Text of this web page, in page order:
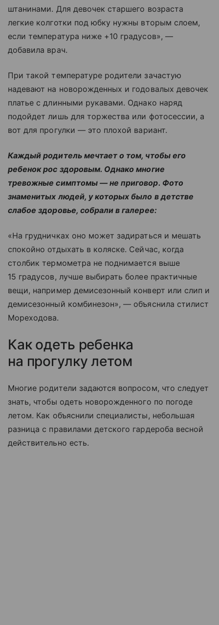
штанинами. Для девочек старшего возраста
легкие колготки под юбку нужны вторым слоем,
если температура ниже +10 градусов», —
добавила врач.
При такой температуре родители зачастую
надевают на новорожденных и годовалых девочек
платье с длинными рукавами. Однако наряд
подойдет лишь для торжества или фотосессии, а
вот для прогулки — это плохой вариант.
Каждый родитель мечтает о том, чтобы его
ребенок рос здоровым. Однако многие
тревожные симптомы — не приговор. Фото
знаменитых людей, у которых было в детстве
слабое здоровье, собрали в галерее:
«На грудничках оно может задираться и мешать
спокойно отдыхать в коляске. Сейчас, когда
столбик термометра не поднимается выше
15 градусов, лучше выбирать более практичные
вещи, например демисезонный конверт или слип и
демисезонный комбинезон», — объяснила стилист
Мореходова.
Как одеть ребенка
на прогулку летом
Многие родители задаются вопросом, что следует
знать, чтобы одеть новорожденного по погоде
летом. Как объяснили специалисты, небольшая
разница с правилами детского гардероба весной
действительно есть.